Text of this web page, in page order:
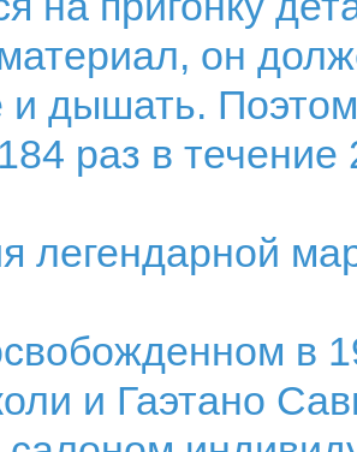
он
и дышать.
раз в течение
легендарной
в
и Гаэтано